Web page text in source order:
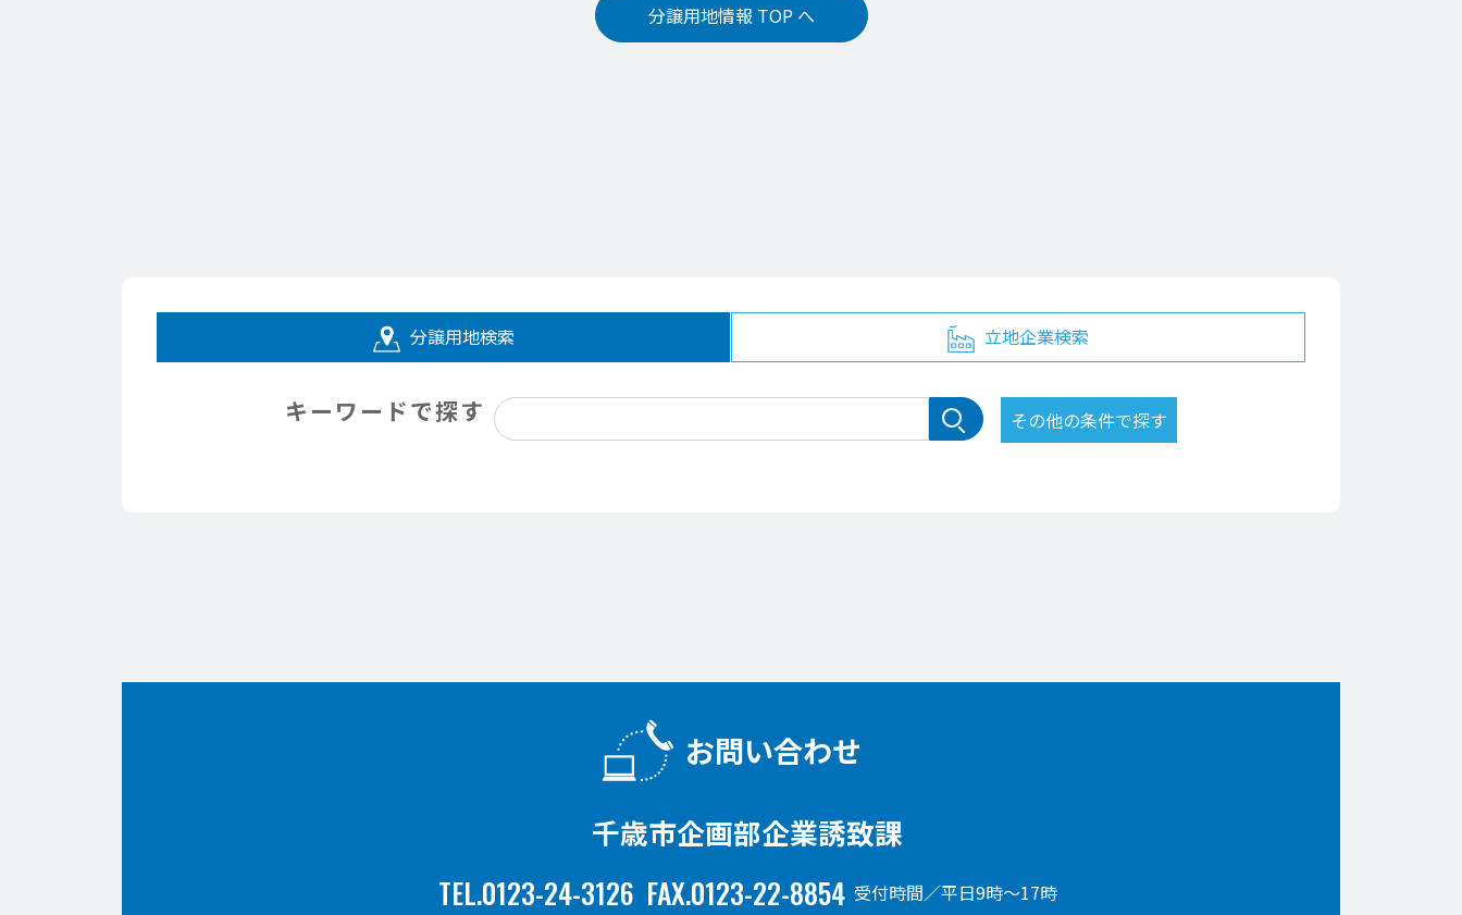
分譲用地情報 TOP へ
分譲用地検索 立地企業検索
キーワードで探す
お問い合わせ
千歳市企画部企業誘致課
TEL.0123-24-3126 FAX.0123-22-8854 受付時間／平日9時〜17時